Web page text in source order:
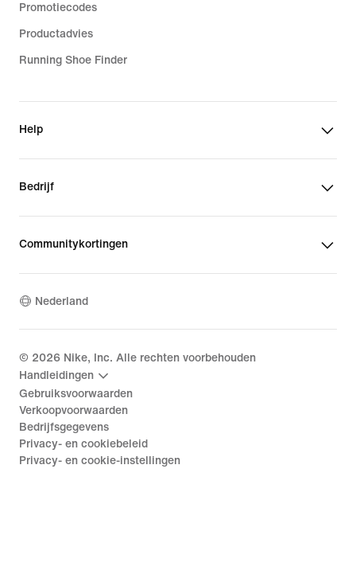
Promotiecodes
Productadvies
Running Shoe Finder
Help
Bedrijf
Communitykortingen
Nederland
© 2026 Nike, Inc. Alle rechten voorbehouden
Handleidingen
Gebruiksvoorwaarden
Verkoopvoorwaarden
Bedrijfsgegevens
Privacy- en cookiebeleid
Privacy- en cookie-instellingen